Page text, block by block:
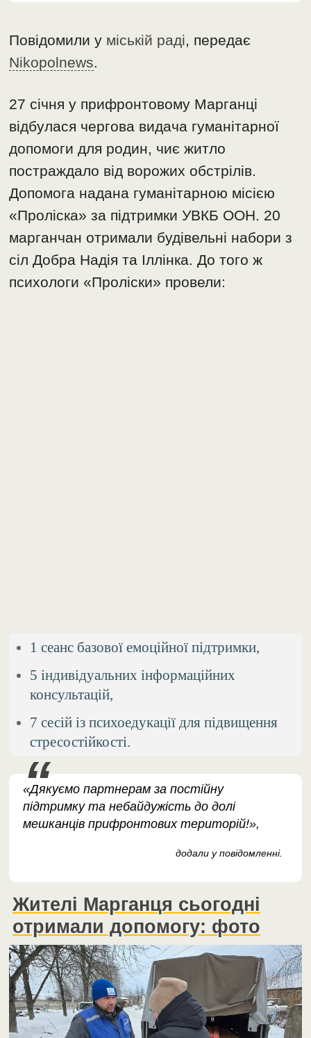
Повідомили у міській раді, передає
Nikopolnews.
27 січня у прифронтовому Марганці
відбулася чергова видача гуманітарної
допомоги для родин, чиє житло
постраждало від ворожих обстрілів.
Допомога надана гуманітарною місією
«Проліска» за підтримки УВКБ ООН. 20
марганчан отримали будівельні набори з
сіл Добра Надія та Іллінка. До того ж
психологи «Проліски» провели:
​1 сеанс базової емоційної підтримки, ​
5 індивідуальних інформаційних
консультацій,
7 сесій із психоедукації для підвищення
стресостійкості.
«Дякуємо партнерам за постійну
підтримку та небайдужість до долі
мешканців прифронтових територій!»,
додали у повідомленні.
Жителі Марганця сьогодні
отримали допомогу: фото